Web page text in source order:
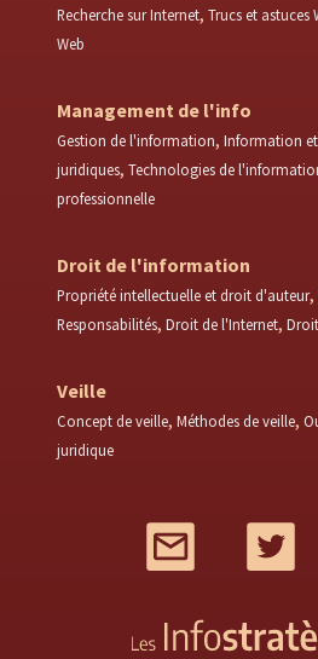
Recherche sur Internet Trucs et astuces
Web
Management de l'info
Gestion de l'information Information
juridiques Technologies de
professionnelle
Droit de l'information
Propriété intellectuelle et droit d'auteur
Responsabilités Droit de l'Internet
Veille
Concept de veille Méthodes de veille
juridique